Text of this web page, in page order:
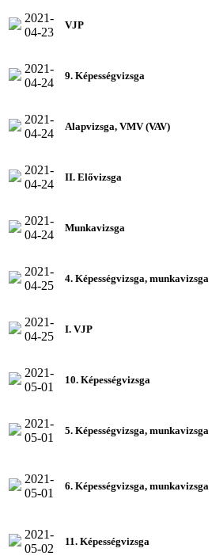
2021-
04-23
VJP
2021-
04-24
9. Képességvizsga
2021-
04-24
Alapvizsga, VMV (VAV)
2021-
04-24
II. Elővizsga
2021-
04-24
Munkavizsga
2021-
04-25
4. Képességvizsga, munkavizsga
2021-
04-25
I. VJP
2021-
05-01
10. Képességvizsga
2021-
05-01
5. Képességvizsga, munkavizsga
2021-
05-01
6. Képességvizsga, munkavizsga
2021-
05-02
11. Képességvizsga